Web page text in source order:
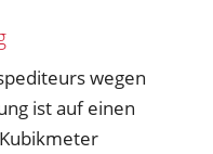
wegen
ist auf einen